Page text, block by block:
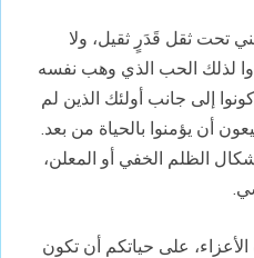
تحت ثقل قَدَرٍ ثقيل، ولا
لذلك الحب الذي وهب نفسه
إلى جانب أولئك الذين لم
أن يؤمنوا بالحياة من بعد.
الظلم الخفي أو المعلن،
الأعزاء، على حياتكم أن تكون